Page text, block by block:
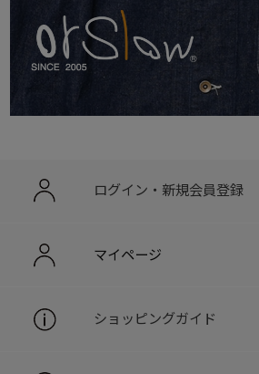
ログイン・新規会員登録
マイページ
ショッピングガイド